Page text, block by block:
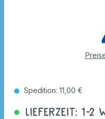
Spedition: 11,00 €
Lieferzeit: 1-2